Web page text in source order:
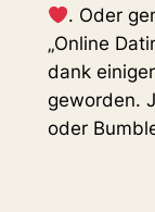
. Oder
„Online
dank
geworden.
oder